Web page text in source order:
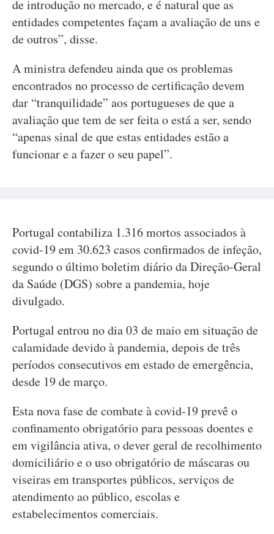
de introdução no mercado, e é natural que as
entidades competentes façam a avaliação de uns e
de outros”, disse.
A ministra defendeu ainda que os problemas
encontrados no processo de certificação devem
dar “tranquilidade” aos portugueses de que a
avaliação que tem de ser feita o está a ser, sendo
“apenas sinal de que estas entidades estão a
funcionar e a fazer o seu papel”.
Portugal contabiliza 1.316 mortos associados à
covid-19 em 30.623 casos confirmados de infeção,
segundo o último boletim diário da Direção-Geral
da Saúde (DGS) sobre a pandemia, hoje
divulgado.
Portugal entrou no dia 03 de maio em situação de
calamidade devido à pandemia, depois de três
períodos consecutivos em estado de emergência,
desde 19 de março.
Esta nova fase de combate à covid-19 prevê o
confinamento obrigatório para pessoas doentes e
em vigilância ativa, o dever geral de recolhimento
domiciliário e o uso obrigatório de máscaras ou
viseiras em transportes públicos, serviços de
atendimento ao público, escolas e
estabelecimentos comerciais.